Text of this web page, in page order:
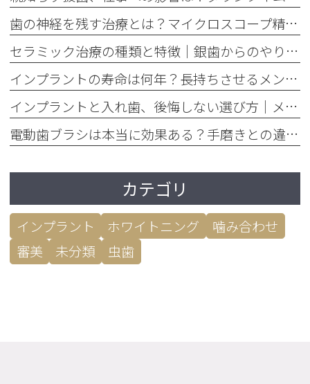
歯の神経を残す治療とは？マイクロスコープ精密根管治療のメリット
セラミック治療の種類と特徴｜銀歯からのやり替えで後悔しない選び方
インプラントの寿命は何年？長持ちさせるメンテナンスの重要性を解説
インプラントと入れ歯、後悔しない選び方｜メリット・デメリット徹底比較
電動歯ブラシは本当に効果ある？手磨きとの違いを歯垢除去率で比較
カテゴリ
インプラント ホワイトニング
噛み合わせ
審美
未分類 虫歯